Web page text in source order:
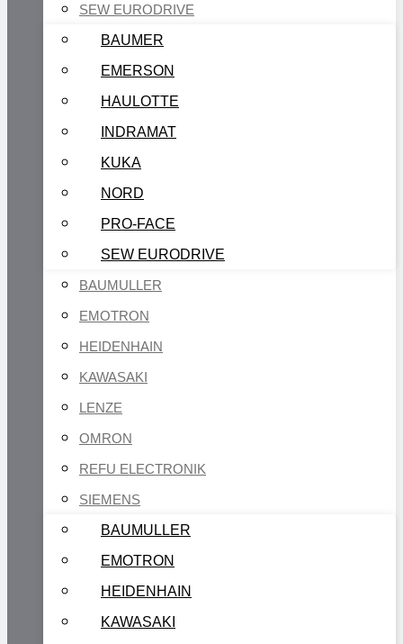
SEW EURODRIVE
BAUMER
EMERSON
HAULOTTE
INDRAMAT
KUKA
NORD
PRO-FACE
SEW EURODRIVE
BAUMULLER
EMOTRON
HEIDENHAIN
KAWASAKI
LENZE
OMRON
REFU ELECTRONIK
SIEMENS
BAUMULLER
EMOTRON
HEIDENHAIN
KAWASAKI